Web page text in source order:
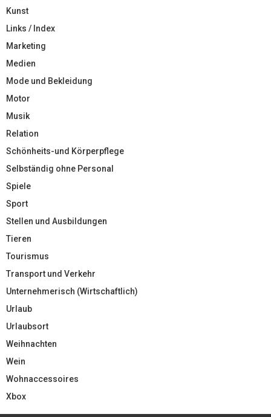
Kunst
Links / Index
Marketing
Medien
Mode und Bekleidung
Motor
Musik
Relation
Schönheits-und Körperpflege
Selbständig ohne Personal
Spiele
Sport
Stellen und Ausbildungen
Tieren
Tourismus
Transport und Verkehr
Unternehmerisch (Wirtschaftlich)
Urlaub
Urlaubsort
Weihnachten
Wein
Wohnaccessoires
Xbox